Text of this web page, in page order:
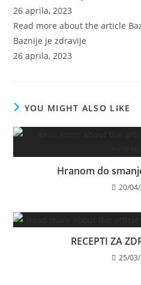
26 aprila, 2023
Read more about the article
Baznije je zdravije
26 aprila, 2023
YOU MIGHT ALSO LIKE
Hranom do
20/
RECEPTI ZA
25/